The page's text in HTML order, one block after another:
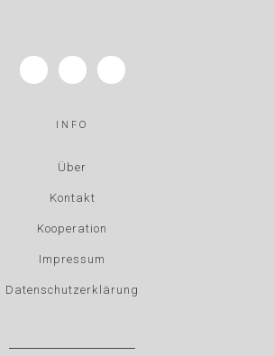
INFO
Über
Kontakt
Kooperation
Impressum
Datenschutzerklärung